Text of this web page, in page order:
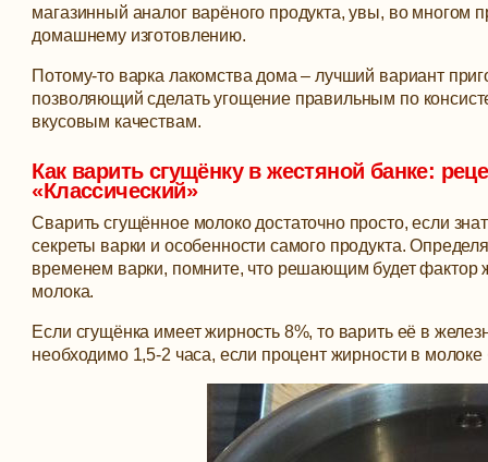
магазинный аналог варёного продукта, увы, во многом
домашнему изготовлению.
Потому-то варка лакомства дома – лучший вариант
позволяющий сделать угощение правильным по
вкусовым качествам.
Как варить сгущёнку в жестяной банке:
«Классический»
Сварить сгущённое молоко достаточно просто, если
секреты варки и особенности самого продукта.
временем варки, помните, что решающим будет фактор
молока.
Если сгущёнка имеет жирность 8%, то варить её в
необходимо 1,5-2 часа, если процент жирности в